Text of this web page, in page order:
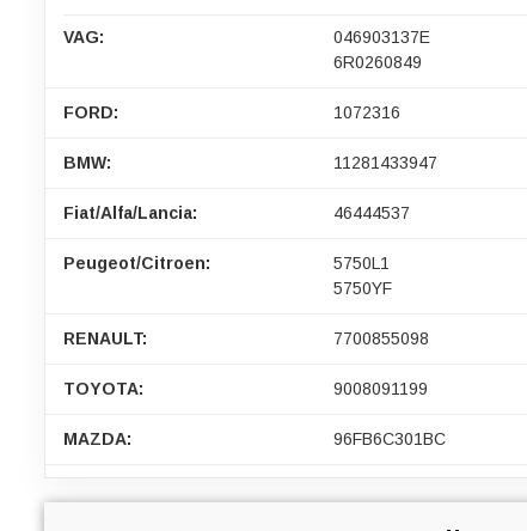
VAG: 046903137E
6R0260849
FORD: 1072316
BMW: 11281433947
Fiat/Alfa/Lancia: 46444537
Peugeot/Citroen: 5750L1
5750YF
RENAULT: 7700855098
TOYOTA: 9008091199
MAZDA: 96FB6C301BC